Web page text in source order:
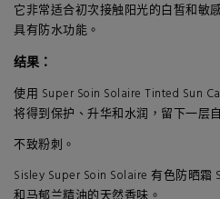
它非常适合初次接触阳光的白皙和敏
具有防水功能。
结果：
使用 Super Soin Solaire Tinted Sun
将得到保护、升华和水润，留下一层
不致粉刺。
Sisley Super Soin Solaire 有色防晒霜